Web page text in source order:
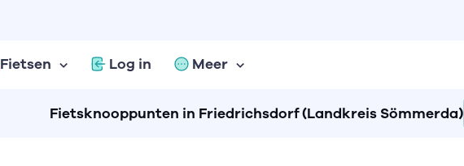
Fietsen Log in Meer
Fietsknooppunten in Friedrichsdorf (Landkreis Sömmerda)